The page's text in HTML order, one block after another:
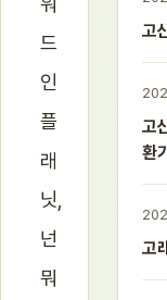
드
인
플
래
닛,
넌
뭐
고
고
환
고